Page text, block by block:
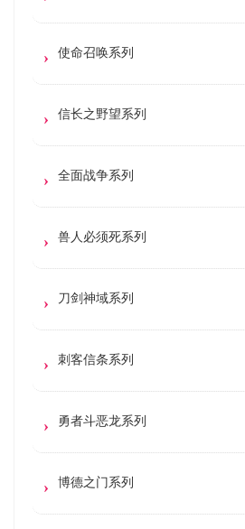
使命召唤系列
信长之野望系列
全面战争系列
兽人必须死系列
刀剑神域系列
刺客信条系列
勇者斗恶龙系列
博德之门系列